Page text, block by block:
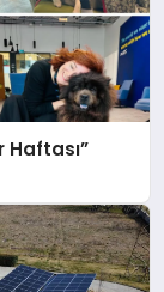
Haftası”